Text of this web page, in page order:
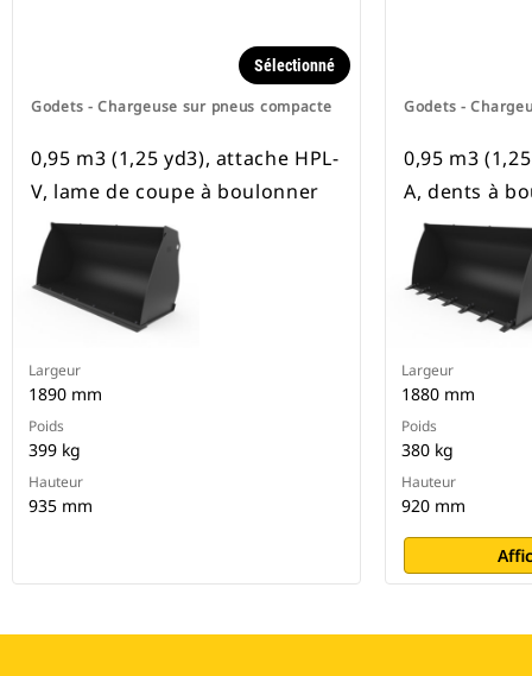
Godets - Chargeuse sur pneus compacte
Sélectionné
0,95 m3 (1,25 yd3), attache HPL-
V, lame de coupe à boulonner
Largeur
1890 mm
Poids
399 kg
Hauteur
935 mm
Godets -
0,95 m3
A, dents à
Largeur
1880 mm
Poids
380 kg
Hauteur
920 mm